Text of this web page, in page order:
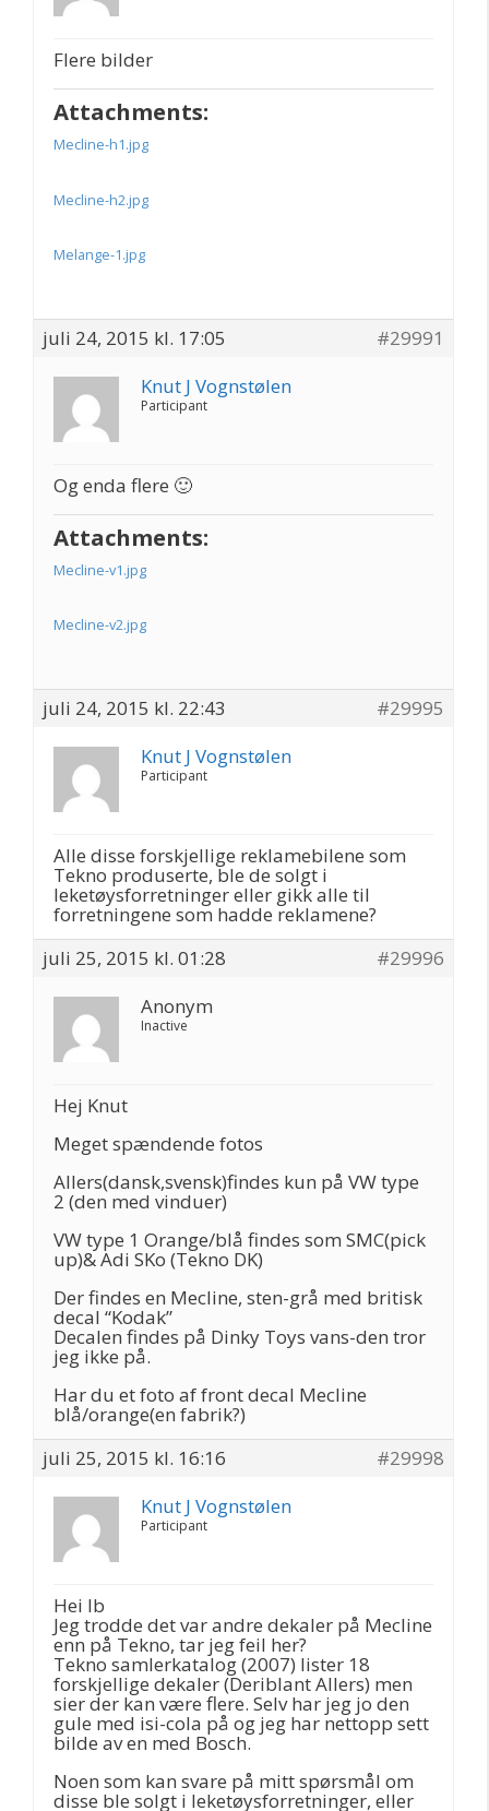
Flere bilder
Attachments:
Mecline-h1.jpg
Mecline-h2.jpg
Melange-1.jpg
juli 24, 2015 kl. 17:05
#29991
Knut J Vognstølen
Participant
Og enda flere 🙂
Attachments:
Mecline-v1.jpg
Mecline-v2.jpg
juli 24, 2015 kl. 22:43
#29995
Knut J Vognstølen
Participant
Alle disse forskjellige reklamebilene som
Tekno produserte, ble de solgt i
leketøysforretninger eller gikk alle til
forretningene som hadde reklamene?
juli 25, 2015 kl. 01:28
#29996
Anonym
Inactive
Hej Knut
Meget spændende fotos
Allers(dansk,svensk)findes kun på VW type
2 (den med vinduer)
VW type 1 Orange/blå findes som SMC(pick
up)& Adi SKo (Tekno DK)
Der findes en Mecline, sten-grå med britisk
decal “Kodak”
Decalen findes på Dinky Toys vans-den tror
jeg ikke på.
Har du et foto af front decal Mecline
blå/orange(en fabrik?)
juli 25, 2015 kl. 16:16
#29998
Knut J Vognstølen
Participant
Hei Ib
Jeg trodde det var andre dekaler på Mecline
enn på Tekno, tar jeg feil her?
Tekno samlerkatalog (2007) lister 18
forskjellige dekaler (Deriblant Allers) men
sier der kan være flere. Selv har jeg jo den
gule med isi-cola på og jeg har nettopp sett
bilde av en med Bosch.
Noen som kan svare på mitt spørsmål om
disse ble solgt i leketøysforretninger, eller